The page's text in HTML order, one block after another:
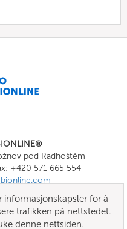
pod Radhoštěm
+420 571 665 554
informasjonskapsler for å
trafikken på nettstedet.
denne nettsiden.